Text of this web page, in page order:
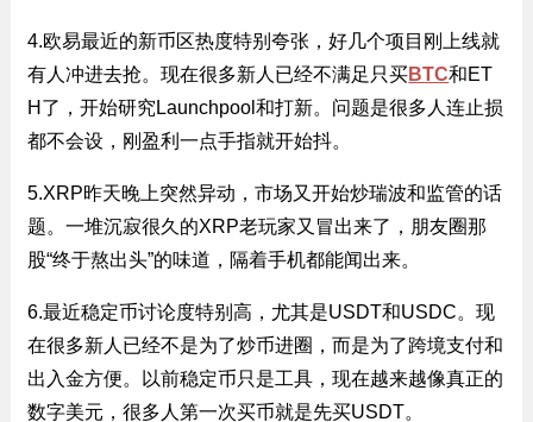
4.欧易最近的新币区热度特别夸张，好几个项目刚上线就
有人冲进去抢。现在很多新人已经不满足只买BTC和ET
H了，开始研究Launchpool和打新。问题是很多人连止损
都不会设，刚盈利一点手指就开始抖。
5.XRP昨天晚上突然异动，市场又开始炒瑞波和监管的话
题。一堆沉寂很久的XRP老玩家又冒出来了，朋友圈那
股“终于熬出头”的味道，隔着手机都能闻出来。
6.最近稳定币讨论度特别高，尤其是USDT和USDC。现
在很多新人已经不是为了炒币进圈，而是为了跨境支付和
出入金方便。以前稳定币只是工具，现在越来越像真正的
数字美元，很多人第一次买币就是先买USDT。